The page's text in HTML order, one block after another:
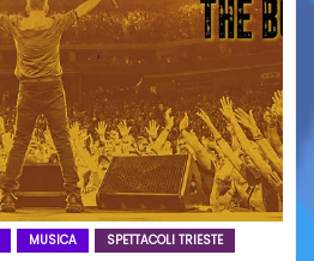
MUSICA SPETTACOLI TRIESTE